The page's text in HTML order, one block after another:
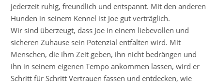
jederzeit ruhig, freundlich und entspannt. Mit den anderen
Hunden in seinem Kennel ist Joe gut verträglich.
Wir sind überzeugt, dass Joe in einem liebevollen und
sicheren Zuhause sein Potenzial entfalten wird. Mit
Menschen, die ihm Zeit geben, ihn nicht bedrängen und
ihn in seinem eigenen Tempo ankommen lassen, wird er
Schritt für Schritt Vertrauen fassen und entdecken, wie